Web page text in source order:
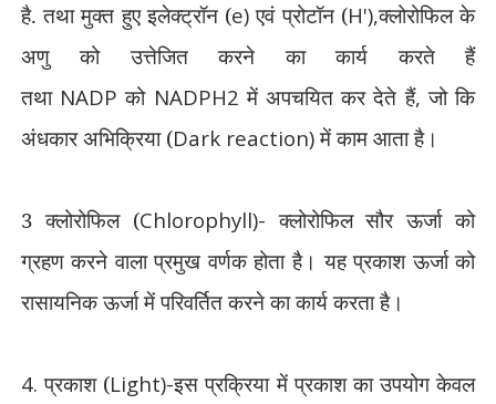
है.तथा मुक्त हुए इलेक्ट्रॉन (e)एवं प्रोटॉन (H'),क्लोरोफिल के
अणु को उत्तेजित करने का कार्य करते हैं
तथा NADPको NADPH2में अपचयित कर देते हैं,जो कि
अंधकार अभिक्रिया (Dark reaction)में काम आता है।
3 क्लोरोफिल (Chlorophyll)-क्लोरोफिल सौर ऊर्जा को
ग्रहण करने वाला प्रमुख वर्णक होता है। यह प्रकाश ऊर्जा को
रासायनिक ऊर्जा में परिवर्तित करने का कार्य करता है।
4.प्रकाश (Light)-इस प्रक्रिया में प्रकाश का उपयोग केवल